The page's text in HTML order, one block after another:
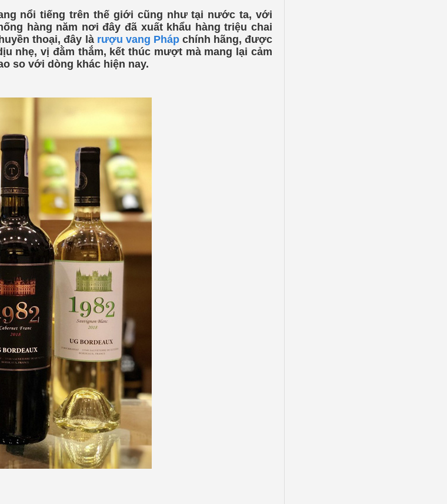
nổi tiếng trên thế giới cũng như tại nước ta, với
hàng năm nơi đây đã xuất khẩu hàng triệu chai
huyền thoại, đây là rượu vang Phápchính hãng, được
nhẹ, vị đằm thắm, kết thúc mượt mà mang lại cảm
so với dòng khác hiện nay.